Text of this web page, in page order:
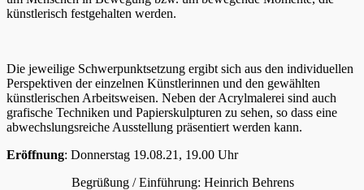
künstlerisch festgehalten werden.
Die jeweilige Schwerpunktsetzung ergibt sich aus den individuellen
Perspektiven der einzelnen Künstlerinnen und den gewählten
künstlerischen Arbeitsweisen. Neben der Acrylmalerei sind auch
grafische Techniken und Papierskulpturen zu sehen, so dass eine
abwechslungsreiche Ausstellung präsentiert werden kann.
Eröffnung: Donnerstag 19.08.21, 19.00 Uhr
Begrüßung / Einführung: Heinrich Behrens